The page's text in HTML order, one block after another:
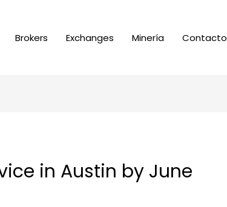
Brokers Exchanges Minería Contacto
in Austin by June